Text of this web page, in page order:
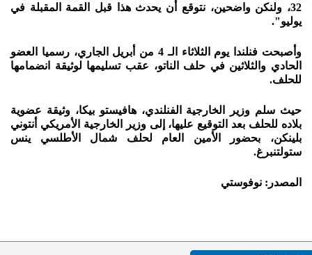
32، ولنكن واضحين، نتوقع أن يحدث هذا قبل القمة المقبلة في
يوليو".
وأصبحت فنلندا يوم الثلاثاء الـ 4 من أبريل الجاري، رسميا العضو
الحادي والثلاثين في حلف الناتو، عقب تسليمها لوثيقة انضمامها
للحلف.
حيث سلم وزير الخارجية الفنلندي، هافيستو بيكا، وثيقة عضوية
بلاده للحلف بعد التوقيع عليها، إلى وزير الخارجية الأمريكي أنتوني
بلينكن، بحضور الأمين العام لحلف شمال الأطلسي ينس
ستولتنبرغ.
المصدر: نوفوستي